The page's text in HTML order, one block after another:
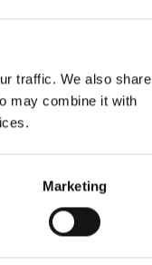
traffic. We also share
may combine it with
Marketing